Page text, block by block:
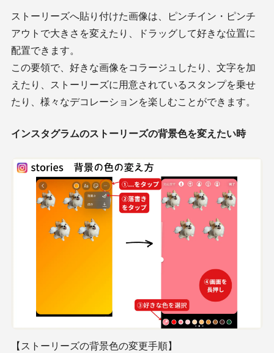
ストーリーズへ貼り付けた画像は、ピンチイン・ピンチ
アウトで大きさを変えたり、ドラッグして好きな位置に
配置できます。
この要領で、好きな画像をコラージュしたり、文字を加
えたり、ストーリーズに用意されているスタンプを乗せ
たり、様々なデコレーションを楽しむことができます。
インスタグラムのストーリーズの背景色を変えたい時
【ストーリーズの背景色の変更手順】